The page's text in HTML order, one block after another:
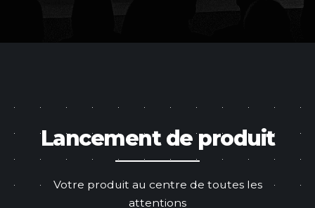
Lancement de produit
Votre produit au centre de toutes les
attentions